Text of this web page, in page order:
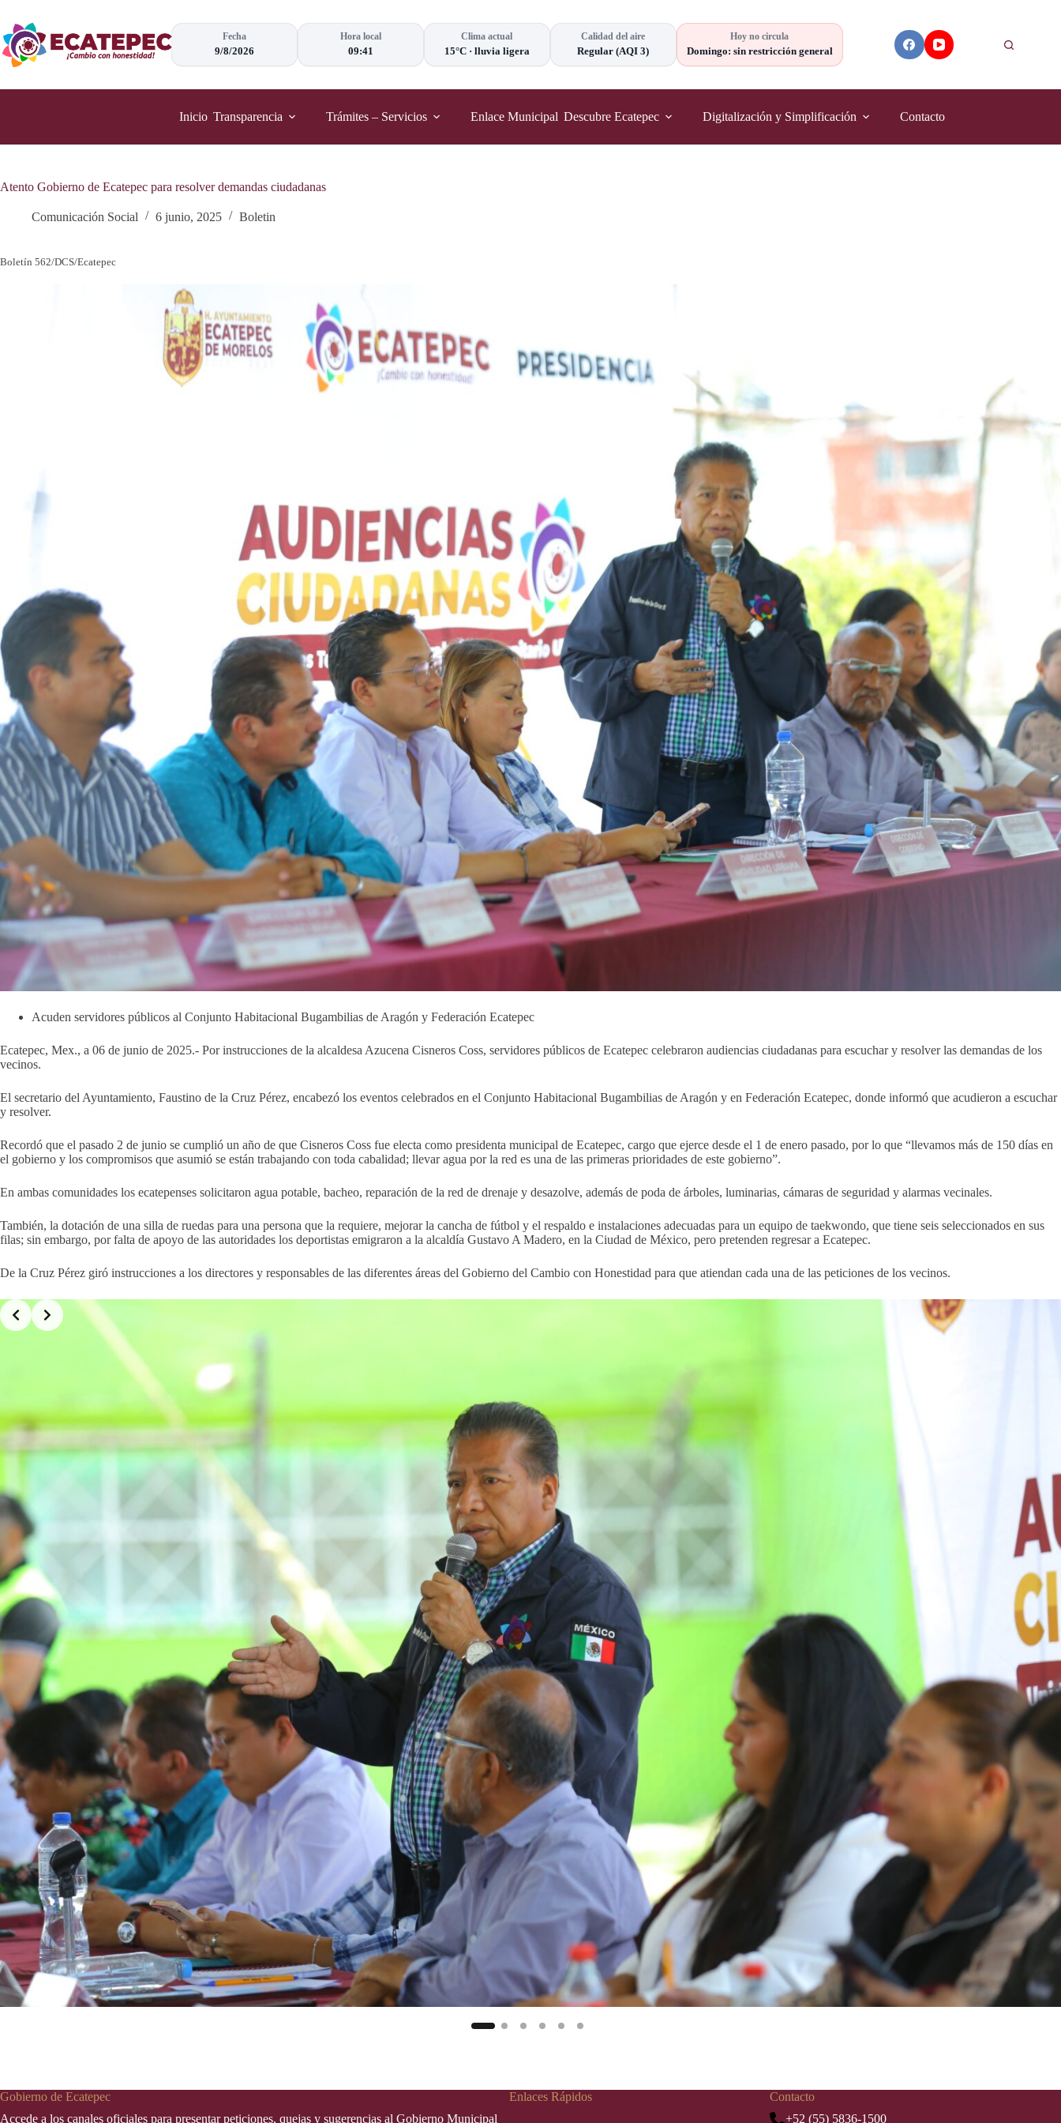
contenido
Fecha
9/8/2026
Hora local
09:41
Clima actual
15°C· lluvia ligera
Calidad del aire
Regular (AQI 3)
Hoy no circula
Domingo: sin restricción general
Inicio Transparencia Trámites – Servicios Enlace Municipal Descubre Ecatepec Digitalización y Simplificación Contacto
Atento Gobierno de Ecatepec para resolver demandas ciudadanas
Comunicación Social 6 junio, 2025 Boletin
Boletín 562/DCS/Ecatepec
Acuden servidores públicos al Conjunto Habitacional Bugambilias de Aragón y Federación Ecatepec
Ecatepec, Mex., a 06 de junio de 2025.- Por instrucciones de la alcaldesa Azucena Cisneros Coss, servidores públicos de Ecatepec celebraron audiencias ciudadanas para escuchar y resolver las demandas de los
vecinos.
El secretario del Ayuntamiento, Faustino de la Cruz Pérez, encabezó los eventos celebrados en el Conjunto Habitacional Bugambilias de Aragón y en Federación Ecatepec, donde informó que acudieron a escuchar
y resolver.
Recordó que el pasado 2 de junio se cumplió un año de que Cisneros Coss fue electa como presidenta municipal de Ecatepec, cargo que ejerce desde el 1 de enero pasado, por lo que “llevamos más de 150 días en
el gobierno y los compromisos que asumió se están trabajando con toda cabalidad; llevar agua por la red es una de las primeras prioridades de este gobierno”.
En ambas comunidades los ecatepenses solicitaron agua potable, bacheo, reparación de la red de drenaje y desazolve, además de poda de árboles, luminarias, cámaras de seguridad y alarmas vecinales.
También, la dotación de una silla de ruedas para una persona que la requiere, mejorar la cancha de fútbol y el respaldo e instalaciones adecuadas para un equipo de taekwondo, que tiene seis seleccionados en sus
filas; sin embargo, por falta de apoyo de las autoridades los deportistas emigraron a la alcaldía Gustavo A Madero, en la Ciudad de México, pero pretenden regresar a Ecatepec.
De la Cruz Pérez giró instrucciones a los directores y responsables de las diferentes áreas del Gobierno del Cambio con Honestidad para que atiendan cada una de las peticiones de los vecinos.
Gobierno de Ecatepec
Accede a los canales oficiales para presentar peticiones, quejas y sugerencias al Gobierno Municipal
Enlaces Rápidos
Contacto
+52 (55) 5836-1500